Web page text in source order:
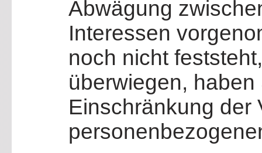
Abwägung
Interessen
noch nicht
überwiegen,
Einschränkung der